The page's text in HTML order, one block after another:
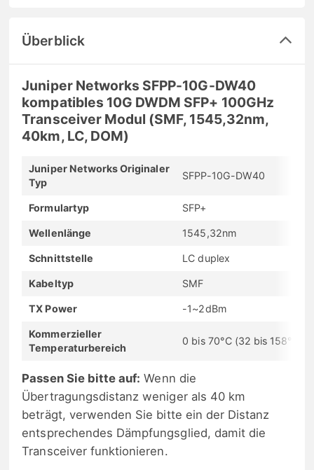
Überblick
Juniper Networks SFPP-10G-DW40
kompatibles 10G DWDM SFP+ 100GHz
Transceiver Modul (SMF, 1545,32nm,
40km, LC, DOM)
Juniper Networks Originaler
Typ
SFPP-10G-DW40
Formulartyp SFP+
Wellenlänge 1545,32nm
Schnittstelle LC duplex
Kabeltyp SMF
TX Power -1~2dBm
Kommerzieller
Temperaturbereich
0 bis 70°C (32 bis 158°F)
Passen Sie bitte auf: Wenn die
Übertragungsdistanz weniger als 40 km
beträgt, verwenden Sie bitte ein der Distanz
entsprechendes Dämpfungsglied, damit die
Transceiver funktionieren.